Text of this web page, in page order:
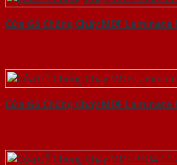
Cửa Gỗ Chống Cháy MDF Laminate
Cửa Gỗ Chống Cháy MDF Laminate